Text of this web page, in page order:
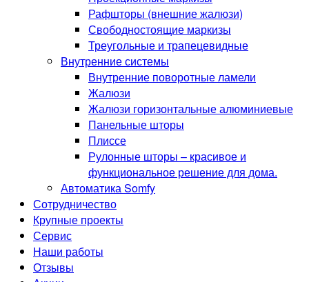
Рафшторы (внешние жалюзи)
Свободностоящие маркизы
Треугольные и трапецевидные
Внутренние системы
Внутренние поворотные ламели
Жалюзи
Жалюзи горизонтальные алюминиевые
Панельные шторы
Плиссе
Рулонные шторы – красивое и
функциональное решение для дома.
Автоматика Somfy
Сотрудничество
Крупные проекты
Сервис
Наши работы
Отзывы